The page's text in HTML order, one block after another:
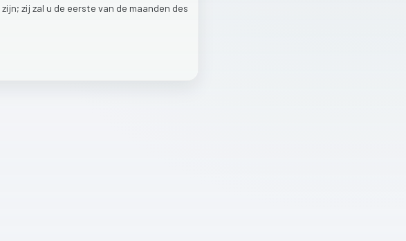
zijn; zij zal u de eerste van de maanden des